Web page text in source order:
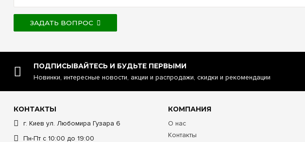
ЗАДАТЬ ВОПРОС
ПОДПИСЫВАЙТЕСЬ И БУДЬТЕ ПЕРВЫМИ
Новинки, интересные новости, акции и распродажи, скидки и рекомендации
КОНТАКТЫ
г. Киев ул. Любомира Гузара 6
Пн-Пт с 10:00 до 19:00
КОМПАНИЯ
О нас
Контакты